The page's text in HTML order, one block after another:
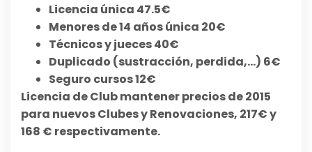
Licencia única 47.5€
Menores de 14 años única 20€
Técnicos y jueces 40€
Duplicado (sustracción, perdida,…) 6€
Seguro cursos 12€
Licencia de Club mantener precios de 2015
para nuevos Clubes y Renovaciones, 217€ y
168 € respectivamente.